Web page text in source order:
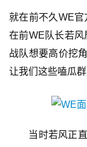
就在前不久WE
在前WE队长若
战队想要高价挖
让我们这些嗑瓜群
当时若风正直